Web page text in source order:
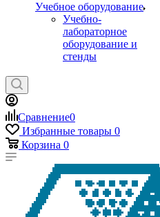
Учебное оборудование
Учебно-
лабораторное
оборудование и
стенды
Сравнение0
Избранные товары 0
Корзина 0